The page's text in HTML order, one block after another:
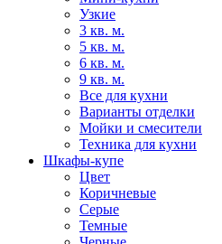
Узкие
3 кв. м.
5 кв. м.
6 кв. м.
9 кв. м.
Все для кухни
Варианты отделки
Мойки и смесители
Техника для кухни
Шкафы-купе
Цвет
Коричневые
Серые
Темные